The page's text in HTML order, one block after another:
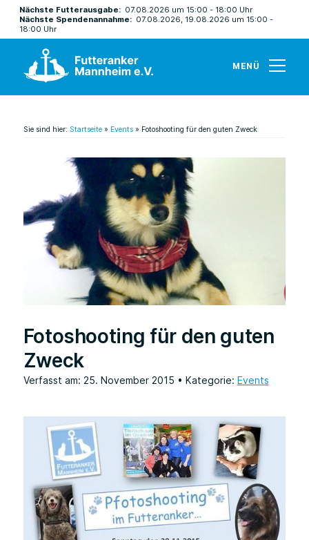
Nächste Futterausgabe: 07.08.2026 um 15:00 - 18:00 Uhr
Nächste Spendenannahme: 07.08.2026, 19.08.2026 um 15:00 -
18:00 Uhr
MENÜ
Sie sind hier: Startseite» Events» Fotoshooting für den guten Zweck
Fotoshooting für den guten
Zweck
Verfasst am: 25. November 2015 • Kategorie: Events